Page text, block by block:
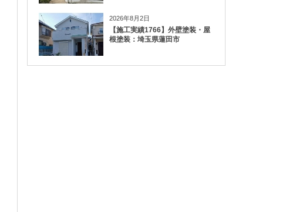
2026年8月2日
【施工実績1766】外壁塗装・屋
根塗装：埼玉県蓮田市